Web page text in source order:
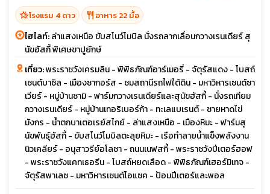
hotel_classโรงแรม 4 ดาว restaurant อาหาร 22 มื้อ
ไฮไลท์:ล่าแสงเหนือ ขับสโนว์โมบิล นั่งรถลากเลื่อนกวางเรนเดียร์ สุ
นัขฮัสกี้ พิเศษขาปูยักษ์
เที่ยว:พระราชวังเครมลิน - พิพิธภัณฑ์อาร์เมอรี่ - จัตุรัสแดง - โบสถ์
เซนต์บาซิล - เมืองซากอร์ส - ชมสถานีรถไฟใต้ดิน - มหาวิหารเซนต์ซา
เวียร์ - หมู่บ้านซามิ - ฟาร์มกวางเรนเดียร์และสุนัขฮัสกี้ - นั่งรถเทียม
กวางเรนเดียร์ - หมู่บ้านเทอริเบอร์ก้า - ทะเลแบเรนต์ - ชายหาดไข่
มังกร - น้ำตกบาเตอเรย์สไกย์ - ล่าแสงเหนือ - เมืองหิมะ - ฟาร์มสุ
นัขพันธุ์ฮัสกี้ - ขับสโนว์โมบิลตะลุยหิมะ - เรือทำลายน้ำแข็งพลังงาน
นิวเคลียร์ - อนุสาวรีย์อโลชา - ถนนเนฟสกี้ - พระราชวังปีเตอร์ฮอฟ
- พระราชวังแคทเธอรีน - โบสถ์หยดเลือด - พิพิธภัณฑ์เฮอร์มิเทจ -
จัตุรัสพาเลซ - มหาวิหารเซนต์ไอแซค - ป้อมปีเตอร์และพอล